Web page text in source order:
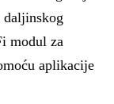
daljinskog
modul za
aplikacije